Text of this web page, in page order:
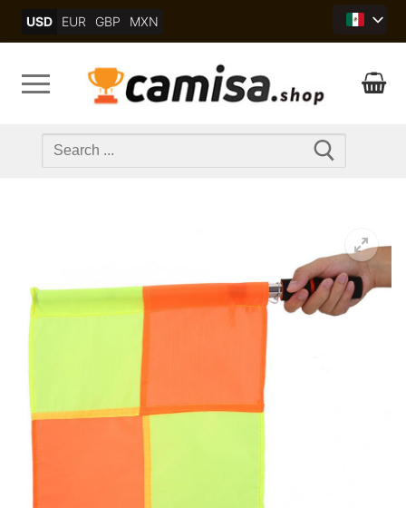
USD EUR GBP MXN
Search